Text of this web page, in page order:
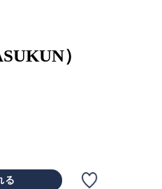
）
る